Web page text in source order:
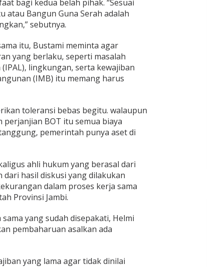
bagi kedua belah pihak. “Sesuai
atau Bangun Guna Serah adalah
sebutnya.
itu, Bustami meminta agar
yang berlaku, seperti masalah
lingkungan, serta kewajiban
(IMB) itu memang harus
toleransi bebas begitu. walaupun
perjanjian BOT itu semua biaya
pemerintah punya aset di
ahli hukum yang berasal dari
dari hasil diskusi yang dilakukan
dalam proses kerja sama
Provinsi Jambi.
yang sudah disepakati, Helmi
pembaharuan asalkan ada
yang lama agar tidak dinilai